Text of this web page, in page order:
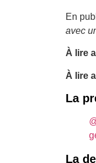
En
avec
À lire
À lire
La
La